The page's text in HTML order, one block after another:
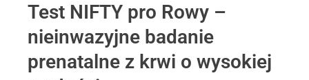
Test NIFTY pro Rowy –
nieinwazyjne badanie
prenatalne z krwi o wysokiej